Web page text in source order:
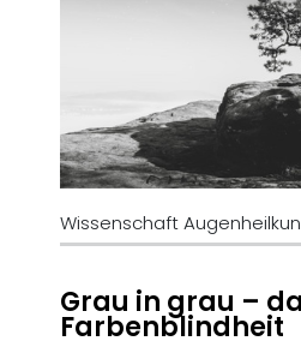
Wissenschaft
Grau in grau –
Farbenblindheit